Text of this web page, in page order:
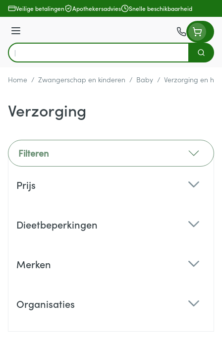
Ga naar de inhoud
Veilige betalingen Apothekersadvies Snelle beschikbaarheid
Menu
Product, merk, categorie...
Zoek
Home / Zwangerschap en kinderen / Baby / Verzorging en
Verzorging
Filteren
Prijs
Dieetbeperkingen
Merken
Organisaties